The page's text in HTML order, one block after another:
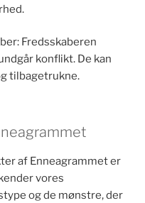
Fredsskaberen
konflikt. De kan
tilbagetrukne.
af Enneagrammet er
vores
og de mønstre, der